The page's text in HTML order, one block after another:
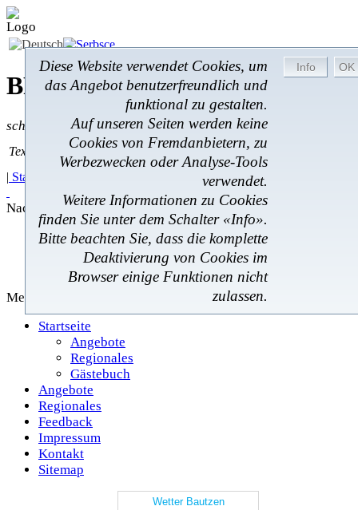
BROM-Service *Online
schnell * zuverlässig * kostengünstig
Diese Website verwendet Cookies, um
das Angebot benutzerfreundlich und
funktional zu gestalten.
Auf unseren Seiten werden keine
Cookies von Fremdanbietern, zu
Werbezwecken oder Analyse-Tools
verwendet.
Weitere Informationen zu Cookies
finden Sie unter dem Schalter «Info».
Bitte beachten Sie, dass die komplette
Deaktivierung von Cookies im
Browser einige Funktionen nicht
zulassen.
Textsuche:
Textsuche
| Startseite Feedback|
Nachrichten
Angebote
Regionales
Gästebuch
Menü
Startseite
Angebote
Regionales
Gästebuch
Angebote
Regionales
Feedback
Impressum
Kontakt
Sitemap